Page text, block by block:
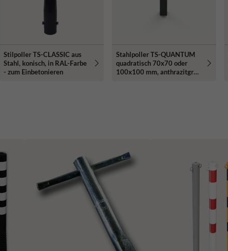
Stilpoller TS-CLASSIC aus
Stahl, konisch, in RAL-Farbe
- zum Einbetonieren
Stahlpoller TS-QUANTUM
quadratisch 70x70 oder
100x100 mm, anthrazitgrau